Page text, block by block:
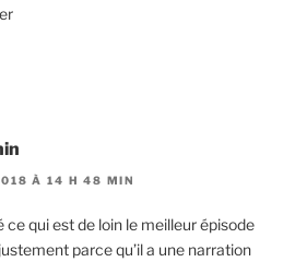
À 14 H 48 MIN
ce qui est de loin le meilleur épisode
parce qu’il a une narration